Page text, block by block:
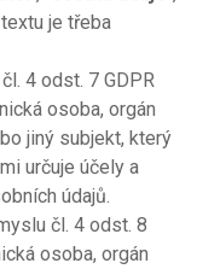
je třeba
4 odst. 7 GDPR
osoba, orgán
jiný subjekt, který
určuje účely a
údajů.
čl. 4 odst. 8
osoba, orgán